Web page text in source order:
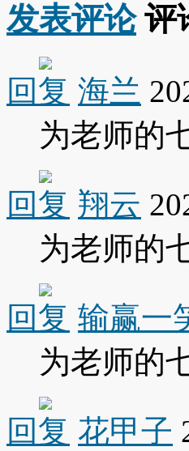
发表评论评
回复 海兰
为老师的
回复 翔云
为老师的
回复 输赢一
为老师的
回复 花甲子